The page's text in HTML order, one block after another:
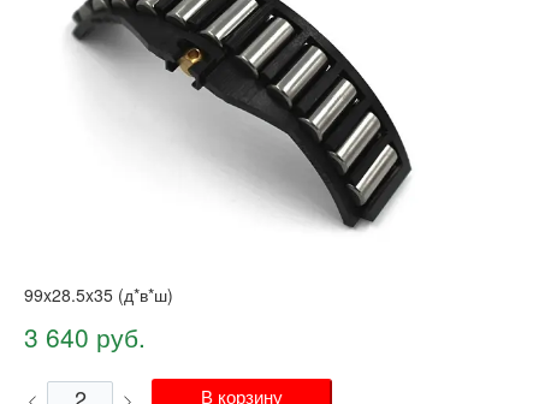
99x28.5x35 (д*в*ш)
3 640 руб.